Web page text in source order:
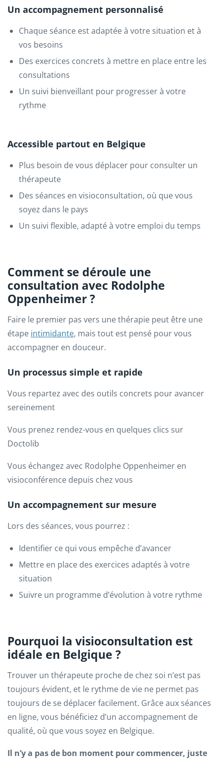
Un accompagnement personnalisé
Chaque séance est adaptée à votre situation et à
vos besoins
Des exercices concrets à mettre en place entre les
consultations
Un suivi bienveillant pour progresser à votre
rythme
Accessible partout en Belgique
Plus besoin de vous déplacer pour consulter un
thérapeute
Des séances en visioconsultation, où que vous
soyez dans le pays
Un suivi flexible, adapté à votre emploi du temps
Comment se déroule une
consultation avec Rodolphe
Oppenheimer ?
Faire le premier pas vers une thérapie peut être une
étape intimidante, mais tout est pensé pour vous
accompagner en douceur.
Un processus simple et rapide
Vous repartez avec des outils concrets pour avancer
sereinement
Vous prenez rendez-vous en quelques clics sur
Doctolib
Vous échangez avec Rodolphe Oppenheimer en
visioconférence depuis chez vous
Un accompagnement sur mesure
Lors des séances, vous pourrez :
Identifier ce qui vous empêche d’avancer
Mettre en place des exercices adaptés à votre
situation
Suivre un programme d’évolution à votre rythme
Pourquoi la visioconsultation est
idéale en Belgique ?
Trouver un thérapeute proche de chez soi n’est pas
toujours évident, et le rythme de vie ne permet pas
toujours de se déplacer facilement. Grâce aux séances
en ligne, vous bénéficiez d’un accompagnement de
qualité, où que vous soyez en Belgique.
Il n’y a pas de bon moment pour commencer, juste